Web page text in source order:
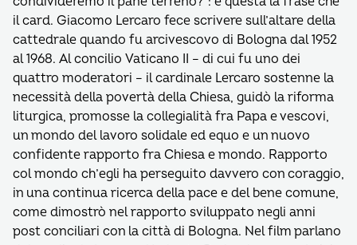
il card. Giacomo Lercaro fece scrivere sull’altare della
cattedrale quando fu arcivescovo di Bologna dal 1952
al 1968. Al concilio Vaticano II – di cui fu uno dei
quattro moderatori – il cardinale Lercaro sostenne la
necessità della povertà della Chiesa, guidò la riforma
liturgica, promosse la collegialità fra Papa e vescovi,
un mondo del lavoro solidale ed equo e un nuovo
confidente rapporto fra Chiesa e mondo. Rapporto
col mondo ch’egli ha perseguito davvero con coraggio,
in una continua ricerca della pace e del bene comune,
come dimostrò nel rapporto sviluppato negli anni
post conciliari con la città di Bologna. Nel film parlano